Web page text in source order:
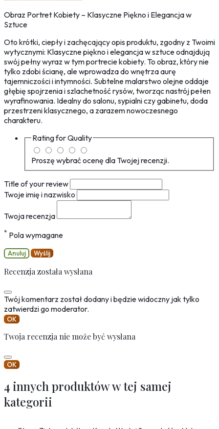
Obraz Portret Kobiety – Klasyczne Piękno i Elegancja w
Sztuce
Oto krótki, ciepły i zachęcający opis produktu, zgodny z Twoimi
wytycznymi: Klasyczne piękno i elegancja w sztuce odnajdują
swój pełny wyraz w tym portrecie kobiety. To obraz, który nie
tylko zdobi ścianę, ale wprowadza do wnętrza aurę
tajemniczości i intymności. Subtelne malarstwo olejne oddaje
głębię spojrzenia i szlachetność rysów, tworząc nastrój pełen
wyrafinowania. Idealny do salonu, sypialni czy gabinetu, doda
przestrzeni klasycznego, a zarazem nowoczesnego
charakteru.
Rating forQuality
Proszę wybrać ocenę dla Twojej recenzji.
Title of your review
Twoje imię i nazwisko
Twoja recenzja
* Pola wymagane
Anuluj Wyślij
Recenzja została wysłana
Twój komentarz został dodany i będzie widoczny jak tylko
zatwierdzi go moderator.
OK
Twoja recenzja nie może być wysłana
OK
4 innych produktów w tej samej
kategorii